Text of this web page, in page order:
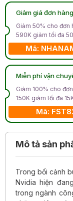
Giảm giá đơn hàng
Giảm 50% cho đơn
590K giảm tối đa
Mã:
Miễn phí vận
Giảm 100% cho
150K giảm tối đa
Mã:
Mô tả sản
Trong bối cảnh
Nvidia hiện
trong ngành